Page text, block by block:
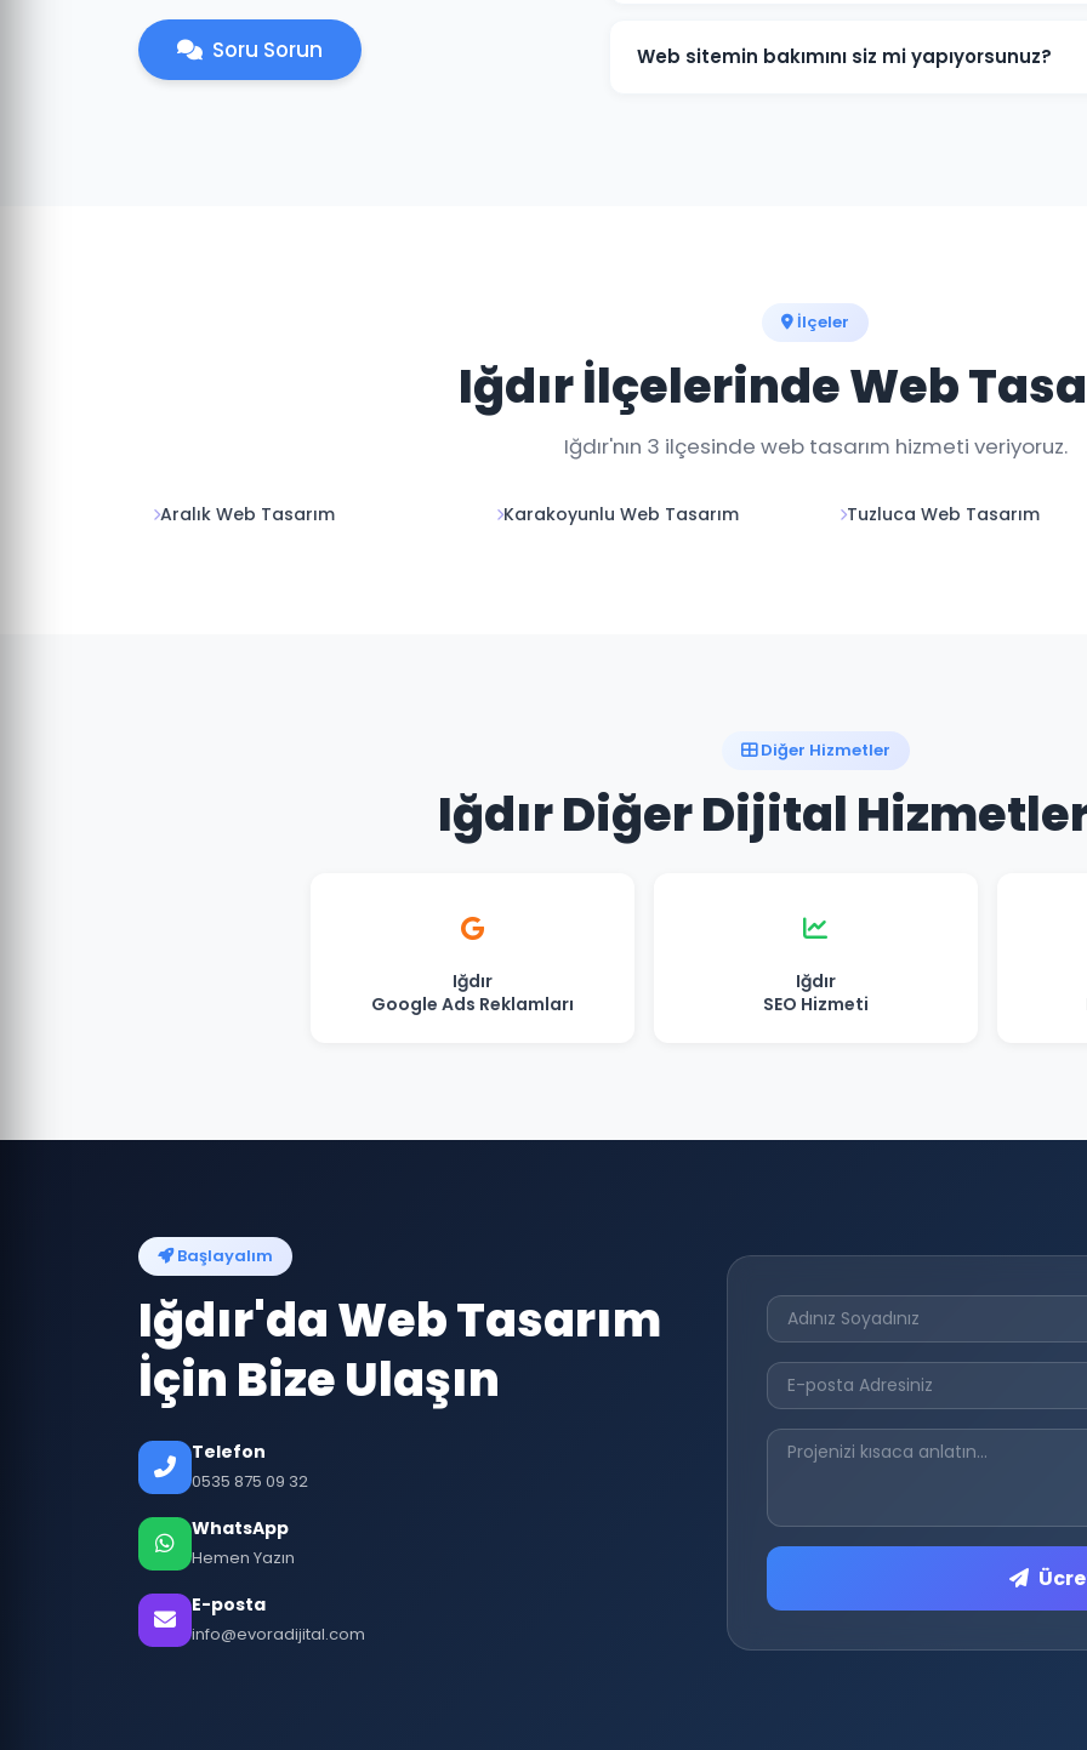
Soru Sorun
detaylarını birlikte değerlendirebiliriz.
Web sitemin bakımını siz mi yapıyorsunuz?
İlçeler
Iğdır İlçelerinde Web
Iğdır'nın 3 ilçesinde web tasarım hizmeti veriyoruz.
Aralık Web Tasarım Karakoyunlu Web Tasarım Tuzluca Web Tasarım
Diğer Hizmetler
Iğdır Diğer Dijital
Iğdır
Google Ads Reklamları
Iğdır
SEO Hizmeti
Başlayalım
Iğdır'da Web Tasarım
İçin Bize Ulaşın
Telefon
0535 875 09 32
WhatsApp
Hemen Yazın
E-posta
info@evoradijital.com